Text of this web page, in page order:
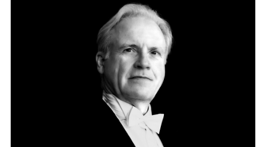
18:15 Einführung im Foyer I. Rang
Preise 8 / 22,50 / 38 / 52 / 69 / 89 / 108 / 128 /